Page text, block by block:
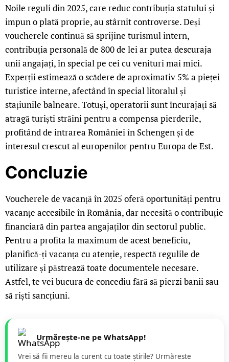
Noile reguli din 2025, care reduc contribuția statului și
impun o plată proprie, au stârnit controverse. Deși
voucherele continuă să sprijine turismul intern,
contribuția personală de 800 de lei ar putea descuraja
unii angajați, în special pe cei cu venituri mai mici.
Experții estimează o scădere de aproximativ 5% a pieței
turistice interne, afectând în special litoralul și
stațiunile balneare. Totuși, operatorii sunt încurajați să
atragă turiști străini pentru a compensa pierderile,
profitând de intrarea României în Schengen și de
interesul crescut al europenilor pentru Europa de Est.
Concluzie
Voucherele de vacanță în 2025 oferă oportunități pentru
vacanțe accesibile în România, dar necesită o contribuție
financiară din partea angajaților din sectorul public.
Pentru a profita la maximum de acest beneficiu,
planifică-ți vacanța cu atenție, respectă regulile de
utilizare și păstrează toate documentele necesare.
Astfel, te vei bucura de concediu fără să pierzi banii sau
să riști sancțiuni.
Urmărește-ne pe WhatsApp!
Vrei să fii mereu la curent cu toate știrile? Urmăreste